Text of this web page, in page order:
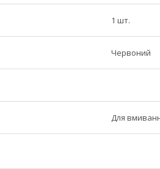
1 шт.
Червоний
Для